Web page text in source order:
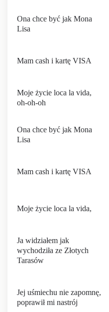
Ona chce być jak Mona
Lisa
Mam cash i kartę VISA
Moje życie loca la vida,
oh-oh-oh
Ona chce być jak Mona
Lisa
Mam cash i kartę VISA
Moje życie loca la vida,
Ja widziałem jak
wychodziła ze Złotych
Tarasów
Jej uśmiechu nie zapomnę,
poprawił mi nastrój